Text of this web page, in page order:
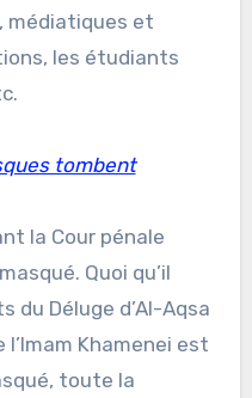
médiatiques et
les étudiants
tombent
la Cour pénale
Quoi qu’il
du Déluge d’Al-Aqsa
Khamenei est
toute la